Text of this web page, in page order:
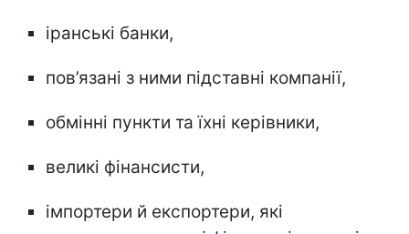
іранські банки,
пов’язані з ними підставні компанії,
обмінні пункти та їхні керівники,
великі фінансисти,
імпортери й експортери, які